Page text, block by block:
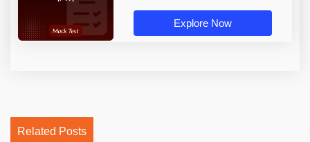
Explore Now
Related Posts